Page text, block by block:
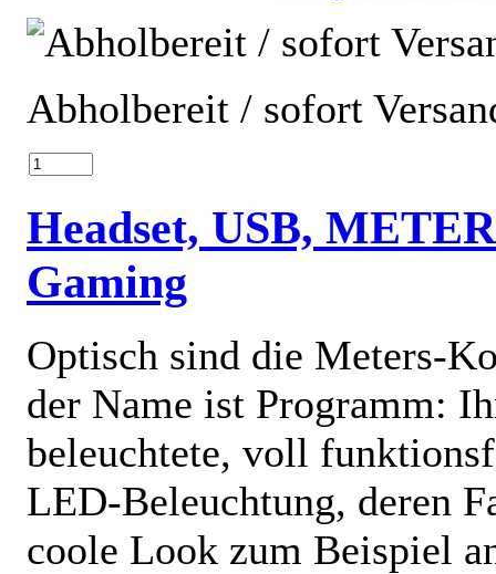
Abholbereit / sofort
Headset, USB,
Gaming
Optisch sind die Meters-
der Name ist Programm:
beleuchtete, voll
LED-Beleuchtung, deren
coole Look zum Beispiel